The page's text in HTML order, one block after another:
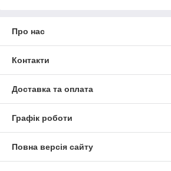
Про нас
Контакти
Доставка та оплата
Графік роботи
Повна версія сайту